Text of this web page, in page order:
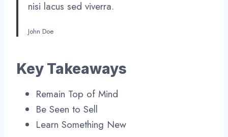
nisi lacus sed viverra.
John Doe
Key Takeaways
Remain Top of Mind
Be Seen to Sell
Learn Something New